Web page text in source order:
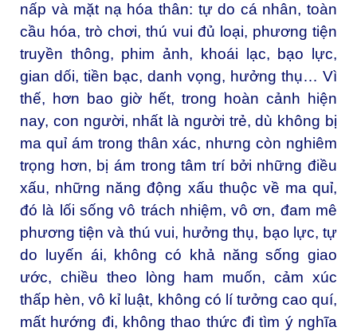
nấp và mặt nạ hóa thân: tự do cá nhân, toàn
cầu hóa, trò chơi, thú vui đủ loại, phương tiện
truyền thông, phim ảnh, khoái lạc, bạo lực,
gian dối, tiền bạc, danh vọng, hưởng thụ… Vì
thế, hơn bao giờ hết, trong hoàn cảnh hiện
nay, con người, nhất là người trẻ, dù không bị
ma quỉ ám trong thân xác, nhưng còn nghiêm
trọng hơn, bị ám trong tâm trí bởi những điều
xấu, những năng động xấu thuộc về ma quỉ,
đó là lối sống vô trách nhiệm, vô ơn, đam mê
phương tiện và thú vui, hưởng thụ, bạo lực, tự
do luyến ái, không có khả năng sống giao
ước, chiều theo lòng ham muốn, cảm xúc
thấp hèn, vô kỉ luật, không có lí tưởng cao quí,
mất hướng đi, không thao thức đi tìm ý nghĩa